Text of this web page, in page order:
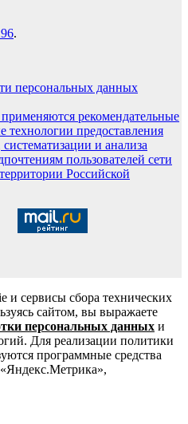
.
персональных данных
рекомендательные
предоставления
и анализа
пользователей сети
Российской
и сервисы сбора технических
сайтом, вы выражаете
персональных данных и
Для реализации политики
программные средства